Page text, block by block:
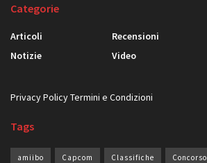
Categorie
Articoli
Notizie
Recensioni
Video
Privacy PolicyTermini e Condizioni
Tags
amiibo Capcom Classifiche Concorso